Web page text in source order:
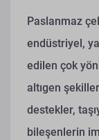
Paslanmaz
endüstriyel,
edilen çok
altıgen
destekler,
bileşenlerin